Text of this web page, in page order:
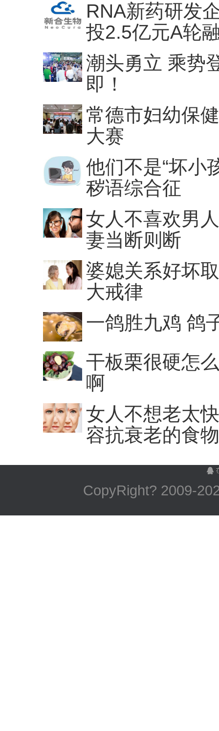
RNA新药研发
投2.5亿元A轮
潮头勇立 乘势
即！
常德市妇幼保
大赛
他们不是“坏小
秽语综合征
女人不喜欢男
妻当断则断
婆媳关系好坏
大戒律
一鸽胜九鸡 鸽
干板栗很硬怎
啊
女人不想老太
容抗衰老的食
CopyRight? 2009-